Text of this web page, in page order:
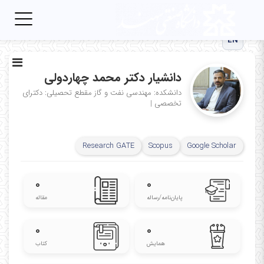
EN
دانشیار دکتر محمد چهاردولی
دانشکده: مهندسی نفت و گاز مقطع تحصیلی: دکترای
تخصصی |
Google Scholar
Scopus
Research GATE
۰
پایان‌نامه‌/رساله
۰
مقاله
۰
همایش
۰
کتاب